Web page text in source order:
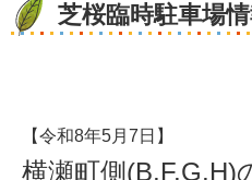
芝桜臨時駐車場情
【令和8年5月7日】
横瀬町側(B,F,G,H)